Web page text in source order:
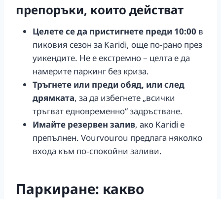
препоръки, които действат
Целете се да пристигнете преди 10:00 в
пиковия сезон за Karidi, още по‑рано през
уикендите. Не е екстремно – целта е да
намерите паркинг без криза.
Тръгнете или преди обяд, или след
дрямката, за да избегнете „всички
тръгват едновременно“ задръстване.
Имайте резервен залив, ако Karidi е
препълнен. Vourvourou предлага няколко
входа към по‑спокойни заливи.
Паркиране: какво